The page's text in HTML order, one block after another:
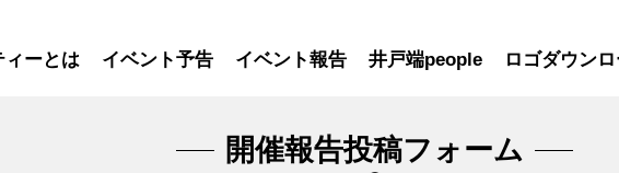
ィーとは イベント予告 イベント報告 井戸端people ロゴダウン
開催報告投稿フォーム